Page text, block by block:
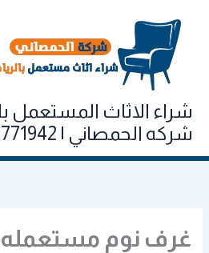
المحتوى
شراء الاثاث المستعمل
شركه الحمصاني | 0553771942
غرف نوم